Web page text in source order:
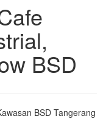
BSD
BSD Tangerang